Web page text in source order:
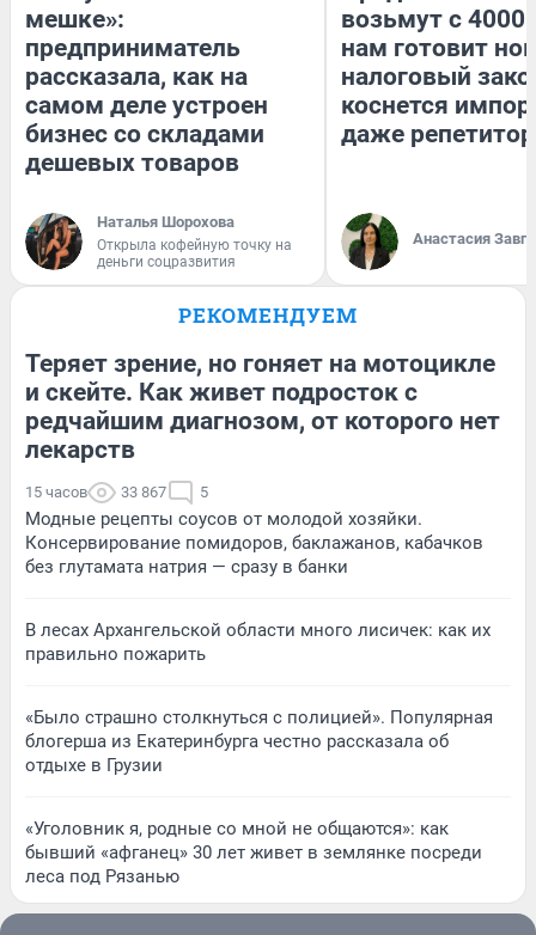
мешке»:
предприниматель
рассказала, как на
самом деле устроен
бизнес со складами
дешевых товаров
Наталья Шорохова
Открыла кофейную точку на
деньги соцразвития
возьмут с
нам готовит
налоговый
коснется
даже
Анастасия
РЕКОМЕНДУЕМ
Теряет зрение, но гоняет на мотоцикле
и скейте. Как живет подросток с
редчайшим диагнозом, от которого нет
лекарств
15 часов 33 867 5
Модные рецепты соусов от молодой хозяйки.
Консервирование помидоров, баклажанов, кабачков
без глутамата натрия — сразу в банки
В лесах Архангельской области много лисичек: как их
правильно пожарить
«Было страшно столкнуться с полицией». Популярная
блогерша из Екатеринбурга честно рассказала об
отдыхе в Грузии
«Уголовник я, родные со мной не общаются»: как
бывший «афганец» 30 лет живет в землянке посреди
леса под Рязанью